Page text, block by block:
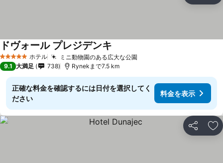
5 ホテルのランク
ホテル ミニ動物園のある広大な公園
ドヴォール プレジデンキ
9.1 大満足 738 Rynekまで7.5 km
正確な料金を確認するには日付を選択してく
ださい
料金を表示
シェア お